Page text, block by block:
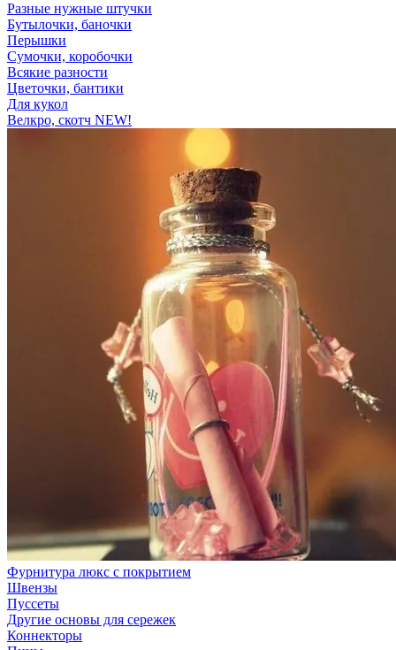
Разные нужные штучки
Бутылочки, баночки
Перышки
Сумочки, коробочки
Всякие разности
Цветочки, бантики
Для кукол
Велкро, скотч NEW!
Фурнитура люкс с покрытием
Швензы
Пуссеты
Другие основы для сережек
Коннекторы